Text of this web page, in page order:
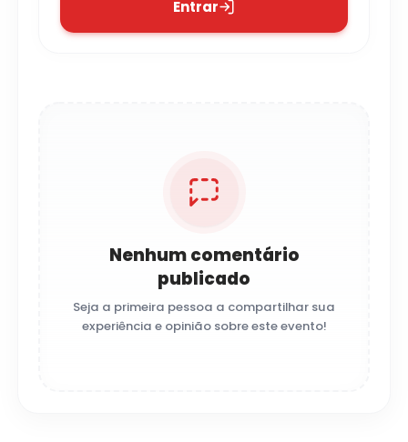
Entrar
Nenhum comentário
publicado
Seja a primeira pessoa a compartilhar sua
experiência e opinião sobre este evento!